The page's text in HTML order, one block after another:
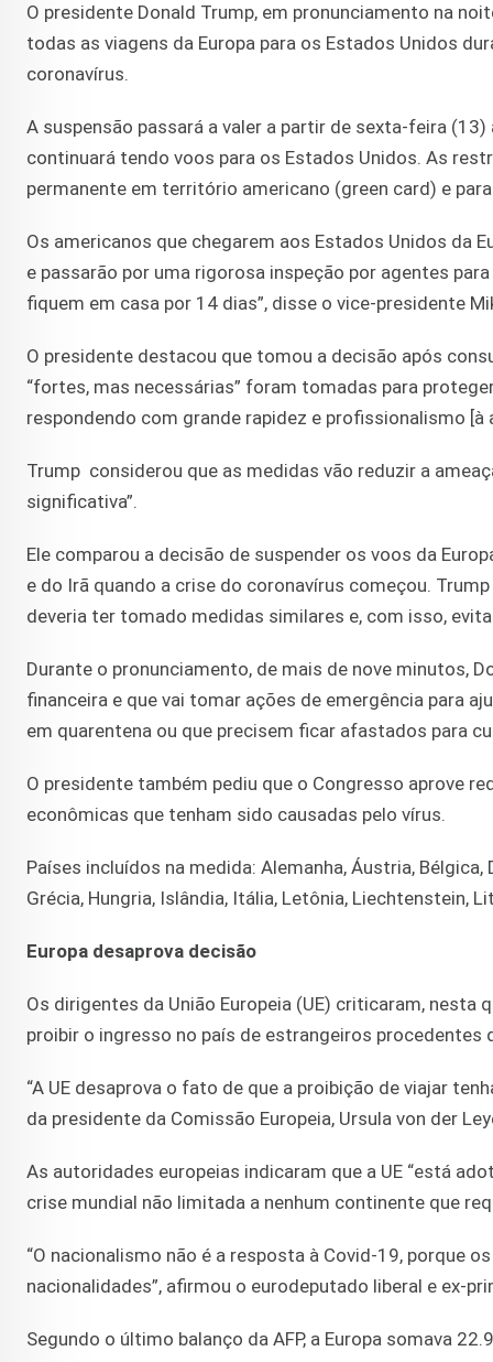
O presidente Donald Trump, em pronunciamento na
todas as viagens da Europa para os Estados Unidos
coronavírus.
A suspensão passará a valer a partir de sexta-feira
continuará tendo voos para os Estados Unidos. As
permanente em território americano (green card) e
Os americanos que chegarem aos Estados Unidos da
e passarão por uma rigorosa inspeção por agentes
fiquem em casa por 14 dias”, disse o vice-presidente
O presidente destacou que tomou a decisão após
“fortes, mas necessárias” foram tomadas para
respondendo com grande rapidez e profissionalismo [à
Trump considerou que as medidas vão reduzir a
significativa”.
Ele comparou a decisão de suspender os voos da
e do Irã quando a crise do coronavírus começou.
deveria ter tomado medidas similares e, com isso,
Durante o pronunciamento, de mais de nove minutos,
financeira e que vai tomar ações de emergência para
em quarentena ou que precisem ficar afastados para
O presidente também pediu que o Congresso aprove
econômicas que tenham sido causadas pelo vírus.
Países incluídos na medida: Alemanha, Áustria, Bélgica,
Grécia, Hungria, Islândia, Itália, Letônia, Liechtenstein,
Europa desaprova decisão
Os dirigentes da União Europeia (UE) criticaram, nesta
proibir o ingresso no país de estrangeiros procedentes
“A UE desaprova o fato de que a proibição de viajar
da presidente da Comissão Europeia, Ursula von der
As autoridades europeias indicaram que a UE “está
crise mundial não limitada a nenhum continente que
“O nacionalismo não é a resposta à Covid-19, porque
nacionalidades”, afirmou o eurodeputado liberal e ex-
Segundo o último balanço da AFP, a Europa somava